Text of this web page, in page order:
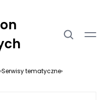
›Serwisy tematyczne›